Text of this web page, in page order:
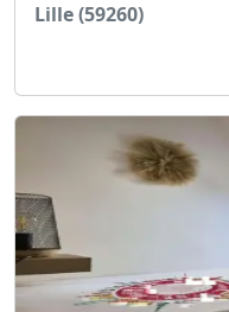
Lille (59260)